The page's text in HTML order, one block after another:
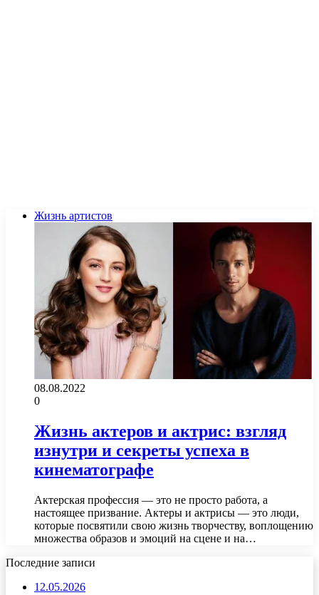
Жизнь артистов
08.08.2022
0
Жизнь актеров и актрис: взгляд
изнутри и секреты успеха в
кинематографе
Актерская профессия — это не просто работа, а
настоящее призвание. Актеры и актрисы — это люди,
которые посвятили свою жизнь творчеству, воплощению
множества образов и эмоций на сцене и на…
Последние записи
12.05.2026